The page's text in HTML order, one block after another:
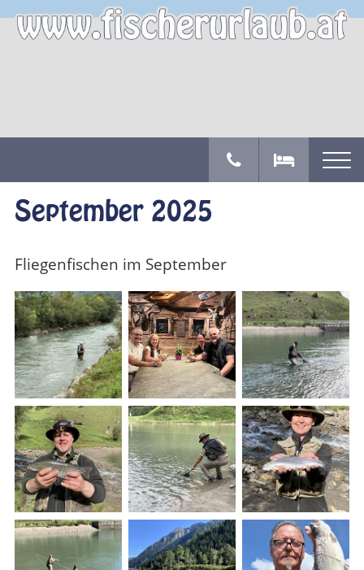
September 2025
Fliegenfischen im September